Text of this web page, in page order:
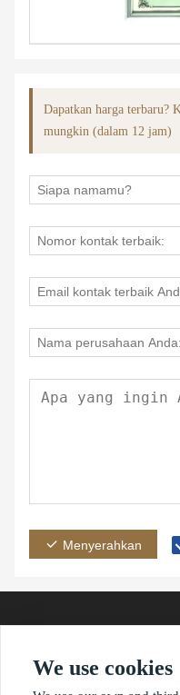
Dapatkan harga terbaru?
mungkin (dalam 12 jam)
Menyerahkan
Alamat
We use cookies